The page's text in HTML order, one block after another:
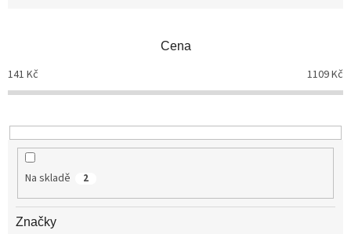
p
u
Cena
141 Kč 1109Kč
Na skladě 2
Značky